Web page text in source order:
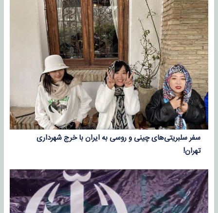
سفر سلبریتی‌های چینی و روسی به ایران با خرج شهرداری
تهران!